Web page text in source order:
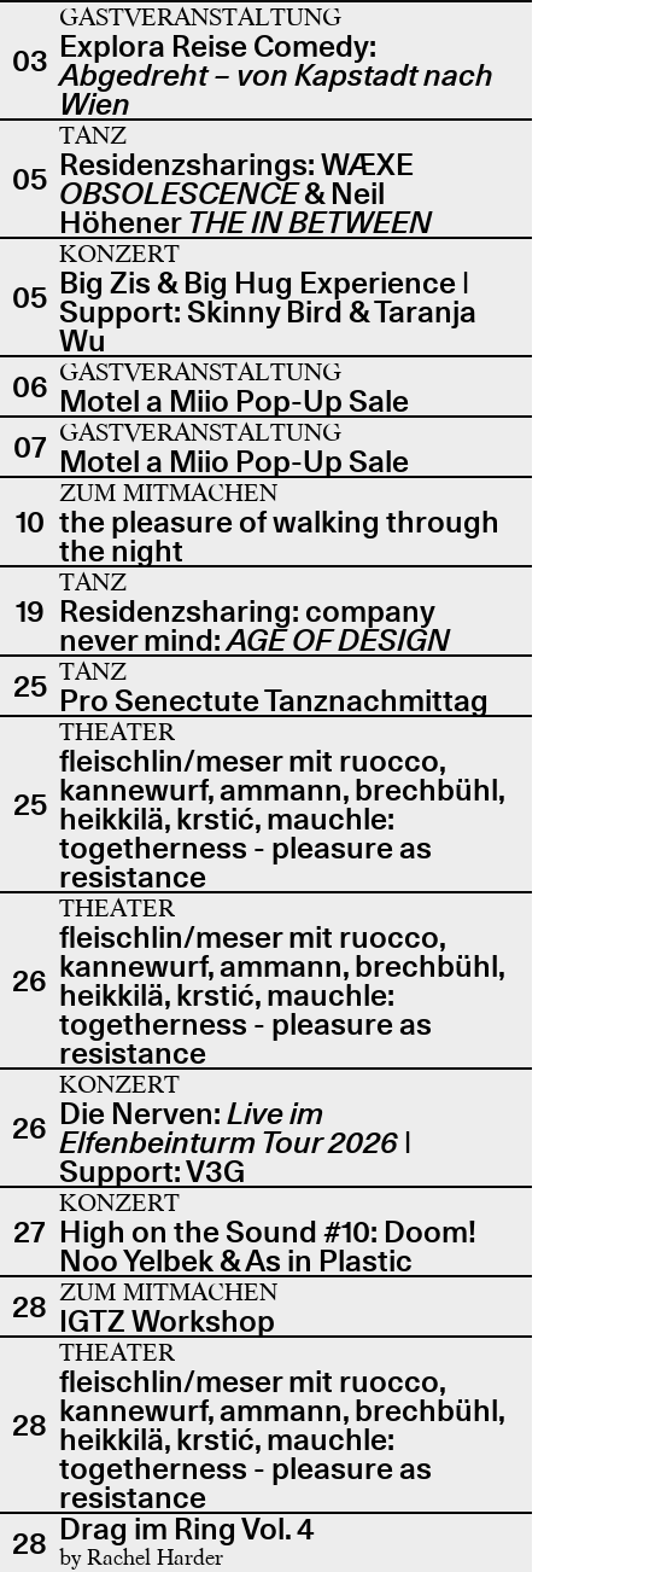
03
GASTVERANSTALTUNG
Explora Reise Comedy:
Abgedreht – von Kapstadt nach
Wien
05
TANZ
Residenzsharings: WÆXE
OBSOLESCENCE& Neil
Höhener THE IN BETWEEN
05
KONZERT
Big Zis & Big Hug Experience |
Support: Skinny Bird & Taranja
Wu
06 GASTVERANSTALTUNG
Motel a Miio Pop-Up Sale
07 GASTVERANSTALTUNG
Motel a Miio Pop-Up Sale
10
ZUM MITMACHEN
the pleasure of walking through
the night
19
TANZ
Residenzsharing: company
never mind:AGE OF DESIGN
25 TANZ
Pro Senectute Tanznachmittag
25
THEATER
fleischlin/meser mit ruocco,
kannewurf, ammann, brechbühl,
heikkilä, krstić, mauchle:
togetherness - pleasure as
resistance
26
THEATER
fleischlin/meser mit ruocco,
kannewurf, ammann, brechbühl,
heikkilä, krstić, mauchle:
togetherness - pleasure as
resistance
26
KONZERT
Die Nerven:Live im
Elfenbeinturm Tour 2026 |
Support: V3G
27
KONZERT
High on the Sound #10: Doom!
Noo Yelbek & As in Plastic
28 ZUM MITMACHEN
IGTZ Workshop
28
THEATER
fleischlin/meser mit ruocco,
kannewurf, ammann, brechbühl,
heikkilä, krstić, mauchle:
togetherness - pleasure as
resistance
28 Drag im Ring Vol. 4
by Rachel Harder